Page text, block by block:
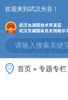
欢迎来到武汉光谷！
首页 » 专题专栏